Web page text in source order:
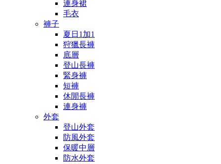
連身裙
毛衣
褲子
夏日1加1
狩獵長褲
底層
登山長褲
緊身褲
短褲
休閒長褲
連身褲
外套
登山外套
防風外套
保暖中層
防水外套